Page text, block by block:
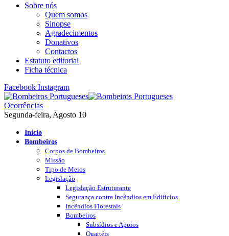
Sobre nós
Quem somos
Sinopse
Agradecimentos
Donativos
Contactos
Estatuto editorial
Ficha técnica
Facebook Instagram
Ocorrências
Segunda-feira, Agosto 10
Início
Bombeiros
Corpos de Bombeiros
Missão
Tipo de Meios
Legislação
Legislação Estruturante
Segurança contra Incêndios em Edificios
Incêndios Florestais
Bombeiros
Subsídios e Apoios
Quartéis